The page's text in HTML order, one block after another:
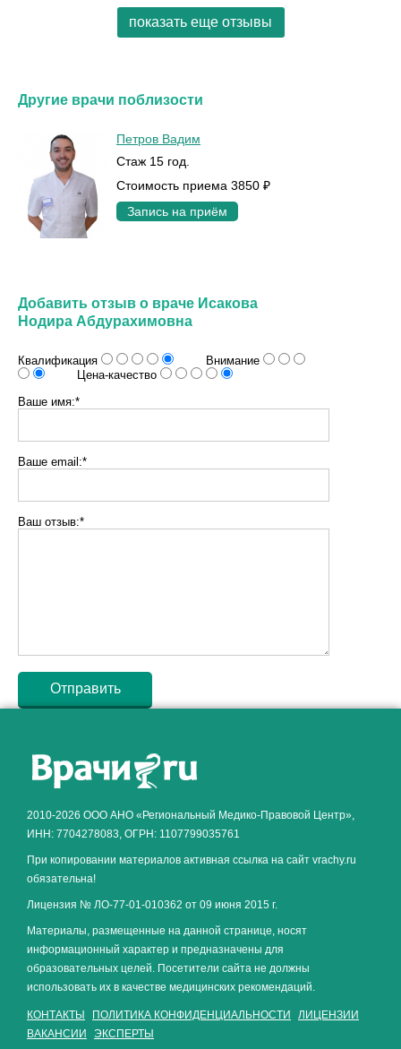
показать еще отзывы
Другие врачи поблизости
Петров Вадим
Стаж 15 год.
Стоимость приема 3850 ₽
Запись на приём
Добавить отзыв о враче Исакова
Нодира Абдурахимовна
Квалификация
Внимание
Цена-качество
Ваше имя:*
Ваше email:*
Ваш отзыв:*
2010-2026 ООО АНО «Региональный Медико-Правовой Центр»,
ИНН: 7704278083, ОГРН: 1107799035761
При копировании материалов активная ссылка на сайт vrachy.ru
обязательна!
Лицензия № ЛО-77-01-010362 от 09 июня 2015 г.
Материалы, размещенные на данной странице, носят
информационный характер и предназначены для
образовательных целей. Посетители сайта не должны
использовать их в качестве медицинских рекомендаций.
КОНТАКТЫ ПОЛИТИКА КОНФИДЕНЦИАЛЬНОСТИ
ЛИЦЕНЗИИ
ВАКАНСИИ
ЭКСПЕРТЫ